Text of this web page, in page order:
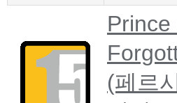
Prince
(페르